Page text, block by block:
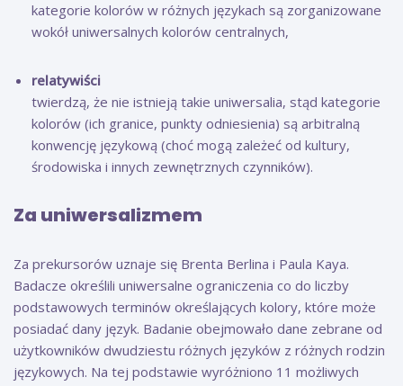
kategorie kolorów w różnych językach są zorganizowane
wokół uniwersalnych kolorów centralnych,
relatywiści
twierdzą, że nie istnieją takie uniwersalia, stąd kategorie
kolorów (ich granice, punkty odniesienia) są arbitralną
konwencję językową (choć mogą zależeć od kultury,
środowiska i innych zewnętrznych czynników).
Za uniwersalizmem
Za prekursorów uznaje się Brenta Berlina i Paula Kaya.
Badacze określili uniwersalne ograniczenia co do liczby
podstawowych terminów określających kolory, które może
posiadać dany język. Badanie obejmowało dane zebrane od
użytkowników dwudziestu różnych języków z różnych rodzin
językowych. Na tej podstawie wyróżniono 11 możliwych